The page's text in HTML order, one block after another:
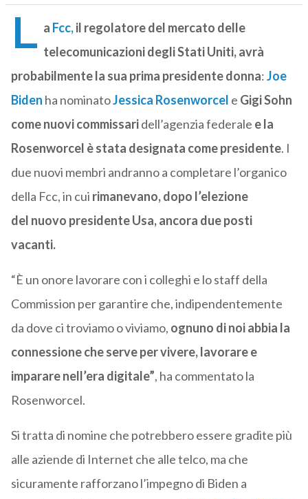
L a Fcc,il regolatore del mercato delle
telecomunicazioni degli Stati Uniti, avrà
probabilmente la sua prima presidente donna:Joe
Biden ha nominatoJessica Rosenworcel e Gigi Sohn
come nuovi commissaridell’agenzia federale e la
Rosenworcel è stata designata come presidente. I
due nuovi membri andranno a completare l’organico
della Fcc, in cui rimanevano, dopo l’elezione
del nuovo presidente Usa, ancora due posti
vacanti.
“È un onore lavorare con i colleghi e lo staff della
Commission per garantire che, indipendentemente
da dove ci troviamo o viviamo, ognuno di noi abbia la
connessione che serve per vivere, lavorare e
imparare nell’era digitale”, ha commentato la
Rosenworcel.
Si tratta di nomine che potrebbero essere gradite più
alle aziende di Internet che alle telco, ma che
sicuramente rafforzano l’impegno di Biden a